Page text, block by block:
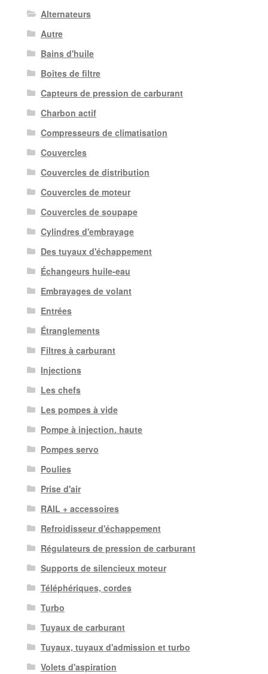
Alternateurs
Autre
Bains d'huile
Boîtes de filtre
Capteurs de pression de carburant
Charbon actif
Compresseurs de climatisation
Couvercles
Couvercles de distribution
Couvercles de moteur
Couvercles de soupape
Cylindres d'embrayage
Des tuyaux d'échappement
Échangeurs huile-eau
Embrayages de volant
Entrées
Étranglements
Filtres à carburant
Injections
Les chefs
Les pompes à vide
Pompe à injection. haute
Pompes servo
Poulies
Prise d'air
RAIL + accessoires
Refroidisseur d'échappement
Régulateurs de pression de carburant
Supports de silencieux moteur
Téléphériques, cordes
Turbo
Tuyaux de carburant
Tuyaux, tuyaux d'admission et turbo
Volets d'aspiration